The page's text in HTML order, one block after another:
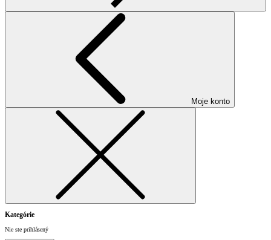
Moje konto
Kategórie
Nie ste prihlásený